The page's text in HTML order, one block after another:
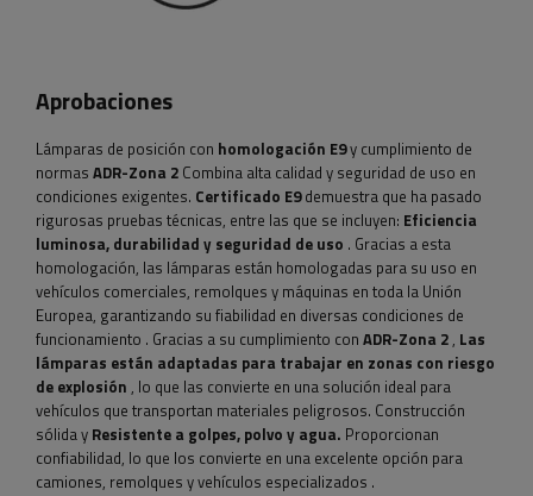
Aprobaciones
Lámparas de posición con homologación E9y cumplimiento de
normas ADR-Zona 2 Combina alta calidad y seguridad de uso en
condiciones exigentes. Certificado E9 demuestra que ha pasado
rigurosas pruebas técnicas, entre las que se incluyen: Eficiencia
luminosa, durabilidad y seguridad de uso . Gracias a esta
homologación, las lámparas están homologadas para su uso en
vehículos comerciales, remolques y máquinas en toda la Unión
Europea, garantizando su fiabilidad en diversas condiciones de
funcionamiento . Gracias a su cumplimiento con ADR-Zona 2, Las
lámparas están adaptadas para trabajar en zonas con riesgo
de explosión , lo que las convierte en una solución ideal para
vehículos que transportan materiales peligrosos. Construcción
sólida y Resistente a golpes, polvo y agua. Proporcionan
confiabilidad, lo que los convierte en una excelente opción para
camiones, remolques y vehículos especializados .